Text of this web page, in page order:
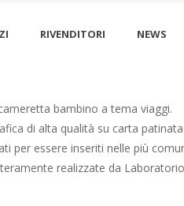
RIVENDITORI NEWS
bambino a tema viaggi.
di alta qualità su carta
per essere inseriti nelle più
realizzate da